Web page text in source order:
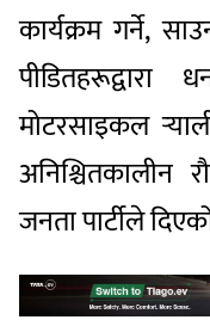
कार्यक्रम गर्ने,
मोटरसाइकल
अनिश्चितकालीन
जनता पार्टीले